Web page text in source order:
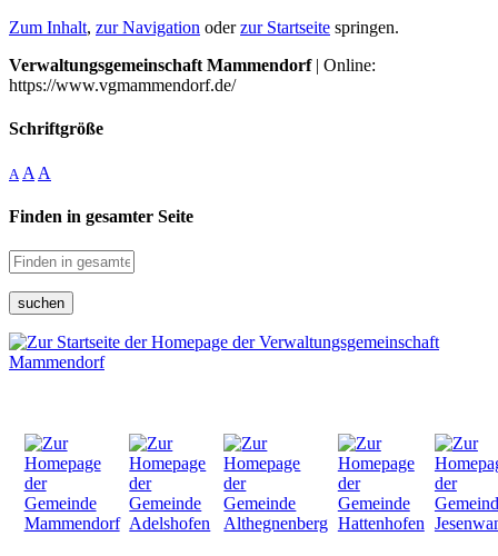
Zum Inhalt, zur Navigation oderzur Startseite springen.
Verwaltungsgemeinschaft Mammendorf| Online:
https://www.vgmammendorf.de/
Schriftgröße
A A A
Finden in gesamter Seite
suchen